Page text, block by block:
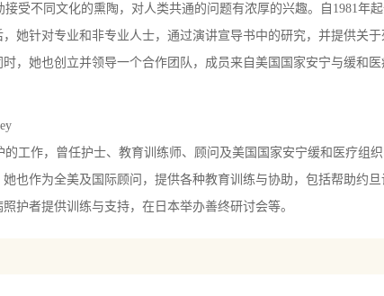
受不同文化的熏陶，对人类共通的问题有浓厚的兴趣。自1981年
她针对专业和非专业人士，通过演讲宣导书中的研究，并提供关于
，她也创立并领导一个合作团队，成员来自美国国家安宁与缓和
工作，曾任护士、教育训练师、顾问及美国国家安宁缓和医疗组
也作为全美及国际顾问，提供各种教育训练与协助，包括帮助约
护者提供训练与支持，在日本举办善终研讨会等。